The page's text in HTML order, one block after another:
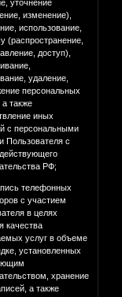
уточнение
изменение),
использование,
(распространение,
доступ),
удаление,
персональных
также
иных
с персональными
Пользователя с
РФ;
телефонных
с участием
в целях
качества
услуг в объеме
установленных
хранение
а также